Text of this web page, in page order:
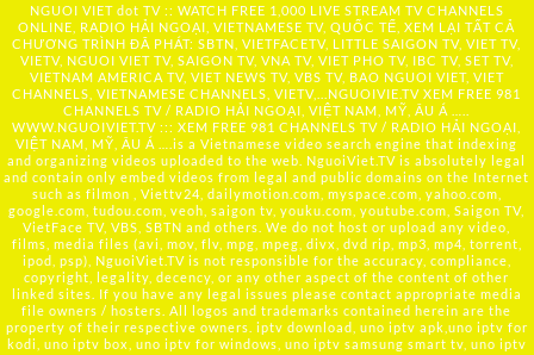
NGUOI VIET dot TV :: WATCH FREE 1,000 LIVE STREAM TV CHANNELS
ONLINE, RADIO HẢI NGOẠI, VIETNAMESE TV, QUỐC TẾ, XEM LẠI TẤT CẢ
CHƯƠNG TRÌNH ĐÃ PHÁT: SBTN, VIETFACETV, LITTLE SAIGON TV, VIET TV,
VIETV, NGUOI VIET TV, SAIGON TV, VNA TV, VIET PHO TV, IBC TV, SET TV,
VIETNAM AMERICA TV, VIET NEWS TV, VBS TV, BAO NGUOI VIET, VIET
CHANNELS, VIETNAMESE CHANNELS, VIETV,... NGUOIVIE.TV XEM FREE 981
CHANNELS TV / RADIO HẢI NGOẠI, VIỆT NAM, MỸ, ÂU Á …..
WWW.NGUOIVIET.TV ::: XEM FREE 981 CHANNELS TV / RADIO HẢI NGOẠI,
VIỆT NAM, MỸ, ÂU Á ….is a Vietnamese video search engine that indexing
and organizing videos uploaded to the web. NguoiViet.TV is absolutely legal
and contain only embed videos from legal and public domains on the Internet
such as filmon , Viettv24, dailymotion.com, myspace.com, yahoo.com,
google.com, tudou.com, veoh, saigon tv, youku.com, youtube.com, Saigon TV,
VietFace TV, VBS, SBTN and others. We do not host or upload any video,
films, media files (avi, mov, flv, mpg, mpeg, divx, dvd rip, mp3, mp4, torrent,
ipod, psp), NguoiViet.TV is not responsible for the accuracy, compliance,
copyright, legality, decency, or any other aspect of the content of other
linked sites. If you have any legal issues please contact appropriate media
file owners / hosters. All logos and trademarks contained herein are the
property of their respective owners. iptv download, uno iptv apk,uno iptv for
kodi, uno iptv box, uno iptv for windows, uno iptv samsung smart tv, uno iptv